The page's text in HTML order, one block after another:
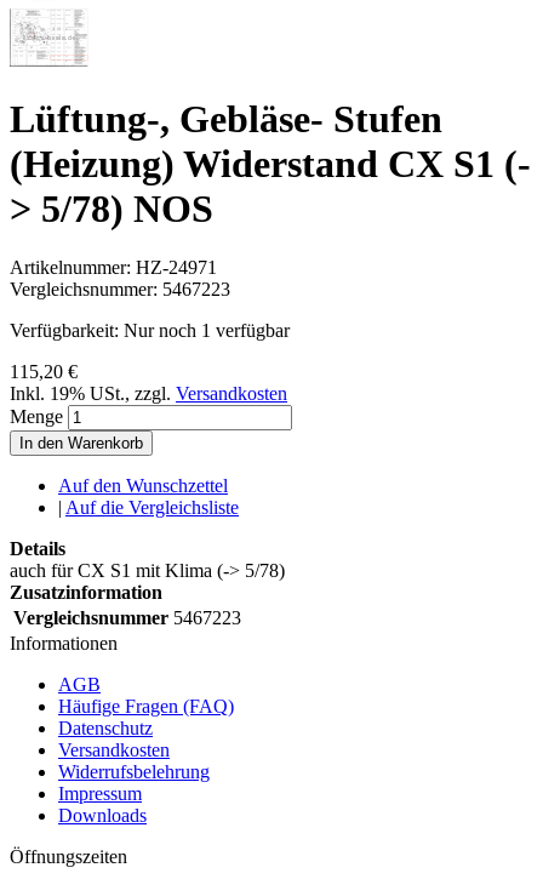
Lüftung-, Gebläse- Stufen
(Heizung) Widerstand CX S1 (-
> 5/78) NOS
Artikelnummer: HZ-24971
Vergleichsnummer: 5467223
Verfügbarkeit: Nur noch 1 verfügbar
115,20 €
Inkl. 19% USt., zzgl. Versandkosten
Menge
In den Warenkorb
Auf den Wunschzettel
| Auf die Vergleichsliste
Details
auch für CX S1 mit Klima (-> 5/78)
Zusatzinformation
Vergleichsnummer 5467223
Informationen
AGB
Häufige Fragen (FAQ)
Datenschutz
Versandkosten
Widerrufsbelehrung
Impressum
Downloads
Öffnungszeiten